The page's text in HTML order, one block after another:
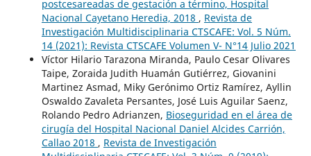
postcesareadas de gestación a término, Hospital
Nacional Cayetano Heredia, 2018 , Revista de
Investigación Multidisciplinaria CTSCAFE: Vol. 5 Núm.
14 (2021): Revista CTSCAFE Volumen V- N°14 Julio 2021
Víctor Hilario Tarazona Miranda, Paulo Cesar Olivares
Taipe, Zoraida Judith Huamán Gutiérrez, Giovanini
Martinez Asmad, Miky Gerónimo Ortiz Ramírez, Ayllin
Oswaldo Zavaleta Persantes, José Luis Aguilar Saenz,
Rolando Pedro Adrianzen, Bioseguridad en el área de
cirugía del Hospital Nacional Daniel Alcides Carrión,
Callao 2018 , Revista de Investigación